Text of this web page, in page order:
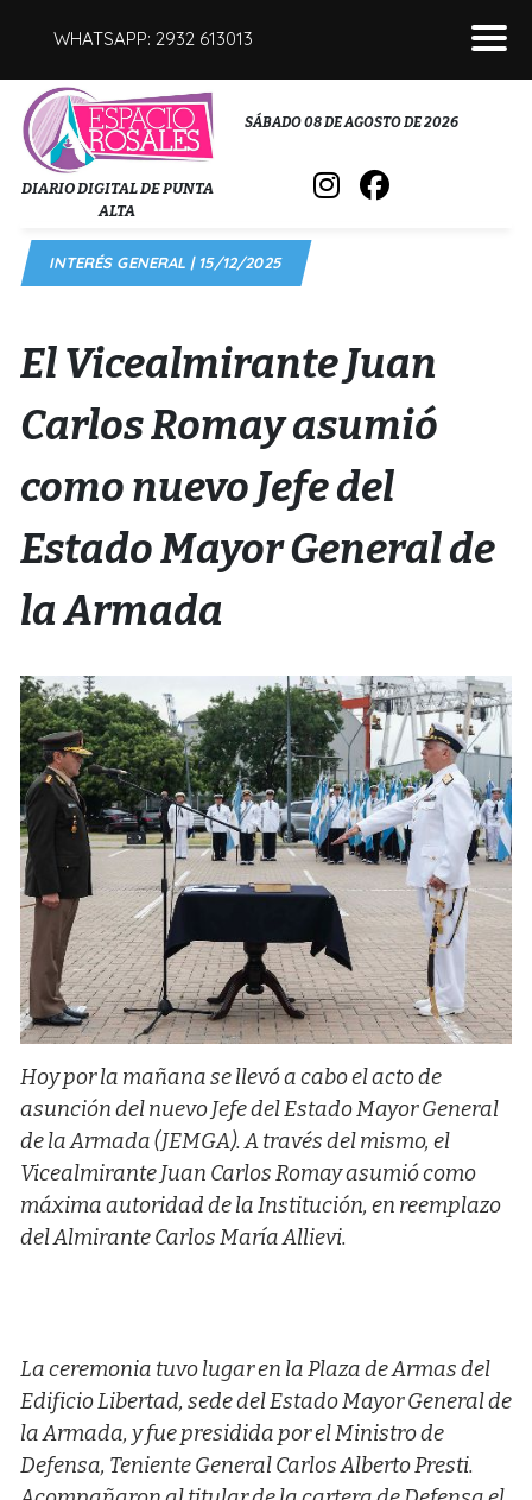
WHATSAPP: 2932 613013
POLICIALES
INTERÉS GENERAL
DEPORTES
DIARIO DIGITAL DE PUNTA
ALTA
SÁBADO 08 DE AGOSTO DE 2026
INTERÉS GENERAL | 15/12/2025
El Vicealmirante Juan
Carlos Romay asumió
como nuevo Jefe del
Estado Mayor General de
la Armada
Hoy por la mañana se llevó a cabo el acto de
asunción del nuevo Jefe del Estado Mayor General
de la Armada (JEMGA). A través del mismo, el
Vicealmirante Juan Carlos Romay asumió como
máxima autoridad de la Institución, en reemplazo
del Almirante Carlos María Allievi.
La ceremonia tuvo lugar en la Plaza de Armas del
Edificio Libertad, sede del Estado Mayor General de
la Armada, y fue presidida por el Ministro de
Defensa, Teniente General Carlos Alberto Presti.